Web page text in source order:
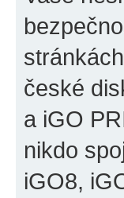
české
a iGO
nikdo
iGO8,